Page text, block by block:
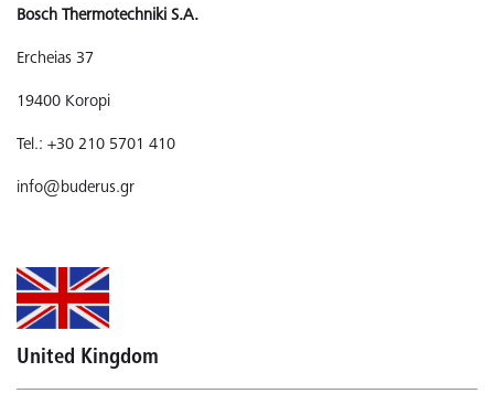
Bosch Thermotechniki S.A.
Ercheias 37
19400 Koropi
Tel.: +30 210 5701 410
info@buderus.gr
United Kingdom